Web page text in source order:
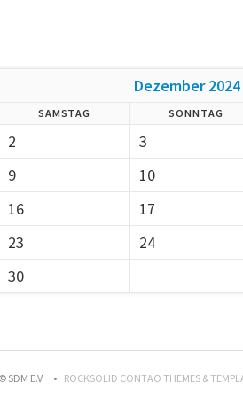
Dezember 2024
SAMSTAG SONNTAG
2
3
9
10
16
17
23
24
30
© SDM E.V. ROCKSOLID CONTAO THEMES &